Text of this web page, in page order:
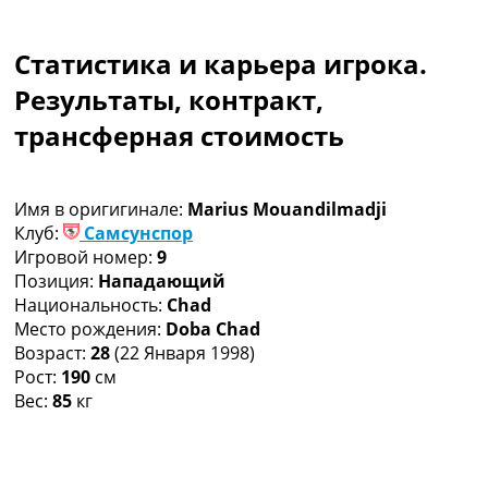
Чемпионат Мира
Украина. Премьер-Лига
Украина. Первая Лига
Лига Чемпионов
Другие Турниры >>>
Таблицы
Таблицы групп Чемпионата Мира
Украина. Премьер-Лига
Украина. Первая Лига
Лига Чемпионов. Таблицы групп
Англия. Премьер-Лига
Испания. Ла Лига
Статистика и карьера игрока.
Результаты, контракт,
трансферная стоимость
Имя в оригигинале: Marius Mouandilmadji
Клуб:
Самсунспор
Игровой номер: 9
Позиция: Нападающий
Национальность: Chad
Место рождения: Doba Chad
Возраст: 28(22 Января 1998)
Рост: 190 см
Вес: 85 кг